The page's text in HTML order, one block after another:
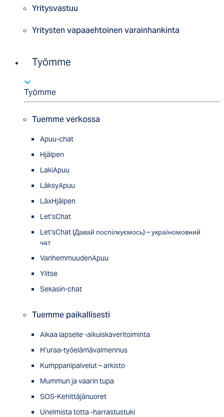
Yritysvastuu
Yritysten vapaaehtoinen varainhankinta
Työmme
Työmme
Tuemme verkossa
Apuu-chat
Hjälpen
LakiApuu
LäksyApuu
LäxHjälpen
Let’sChat
Let’sChat (Давай поспілкуємось) – україномовний
чат
VanhemmuudenApuu
Ylitse
Sekasin-chat
Tuemme paikallisesti
Aikaa lapselle -aikuiskaveritoiminta
H’uraa-työelämävalmennus
Kumppanipalvelut – arkisto
Mummun ja vaarin tupa
SOS-Kehittäjänuoret
Unelmista totta -harrastustuki